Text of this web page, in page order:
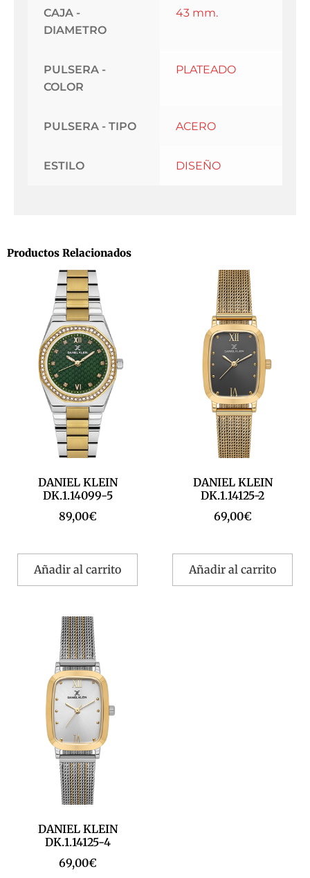
CAJA -
DIAMETRO
43 mm.
PULSERA -
COLOR
PLATEADO
PULSERA - TIPO ACERO
ESTILO DISEÑO
Productos Relacionados
DANIEL KLEIN
DK.1.14099-5
89,00€
Añadir al carrito
DANIEL KLEIN
DK.1.14125-2
69,00€
Añadir al carrito
DANIEL KLEIN
DK.1.14125-4
69,00€